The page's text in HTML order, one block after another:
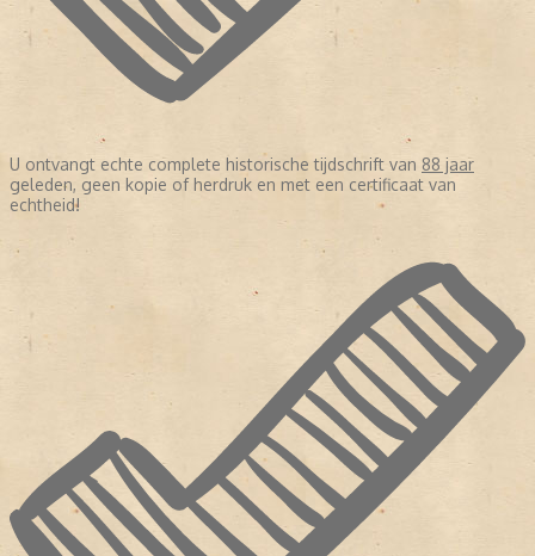
U ontvangt echte complete historische tijdschrift van 88 jaar
geleden, geen kopie of herdruk en met een certificaat van
echtheid!